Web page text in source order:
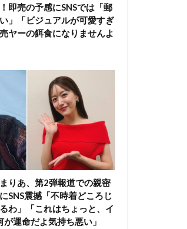
即売の予感にSNSでは「郵
」「ビジュアルが可愛すぎ
ヤーの餌食になりませんよ
りあ、第2弾報道での親密
SNS震撼「不時着どころじ
わ」「これはちょっと、イ
運命だよ気持ち悪い」